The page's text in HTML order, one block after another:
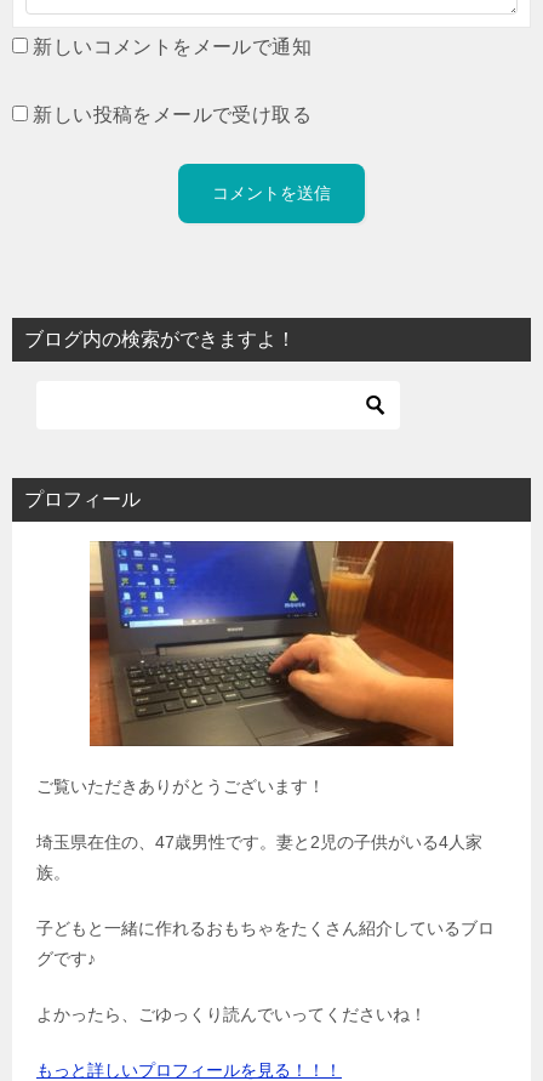
新しいコメントをメールで通知
新しい投稿をメールで受け取る
ブログ内の検索ができますよ！
プロフィール
ご覧いただきありがとうございます！
埼玉県在住の、47歳男性です。妻と2児の子供がいる4人家
族。
子どもと一緒に作れるおもちゃをたくさん紹介しているブロ
グです♪
よかったら、ごゆっくり読んでいってくださいね！
もっと詳しいプロフィールを見る！！！